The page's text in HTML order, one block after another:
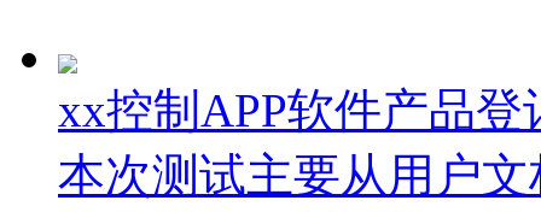
xx控制APP软件产品登
本次测试主要从用户